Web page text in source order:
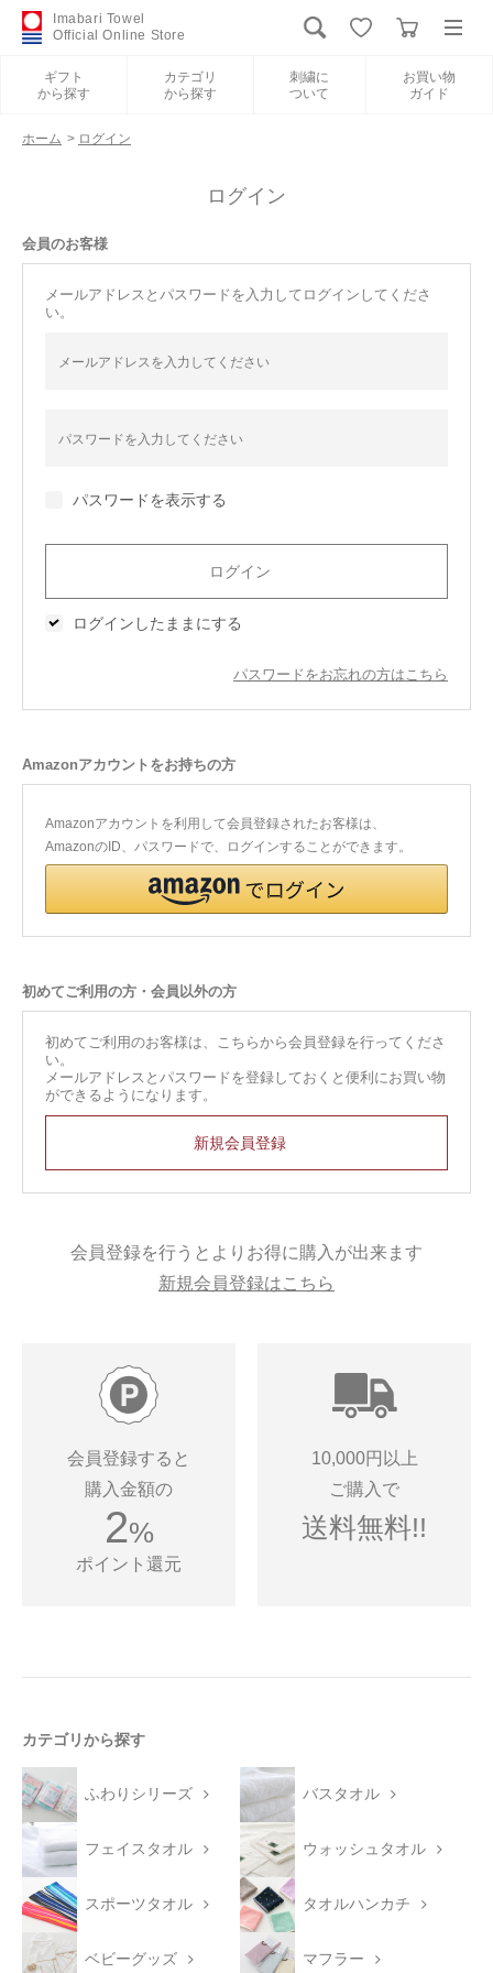
Imabari Towel
Official Online Store
ギフト
から探す
カテゴリ
から探す
刺繍に
ついて
お買い物
ガイド
新規会員登録
カテゴリから探す
刺繍について
今治タオルについて
会員サービス
規約
お問い合わせ
ホーム > ログイン
ログイン
会員のお客様
メールアドレスとパスワードを入力してログインしてくださ
い。
パスワードを表示する
ログインしたままにする
パスワードをお忘れの方はこちら
Amazonアカウントをお持ちの方
Amazonアカウントを利用して会員登録されたお客様は、
AmazonのID、パスワードで、ログインすることができます。
初めてご利用の方・会員以外の方
初めてご利用のお客様は、こちらから会員登録を行ってくださ
い。
メールアドレスとパスワードを登録しておくと便利にお買い物
ができるようになります。
会員登録を行うとよりお得に購入が出来ます
新規会員登録はこちら
会員登録すると
購入金額の
2%
ポイント還元
10,000円以上
ご購入で
送料無料!!
カテゴリから探す
ふわりシリーズ バスタオル
フェイスタオル ウォッシュタオル
スポーツタオル タオルハンカチ
ベビーグッズ マフラー